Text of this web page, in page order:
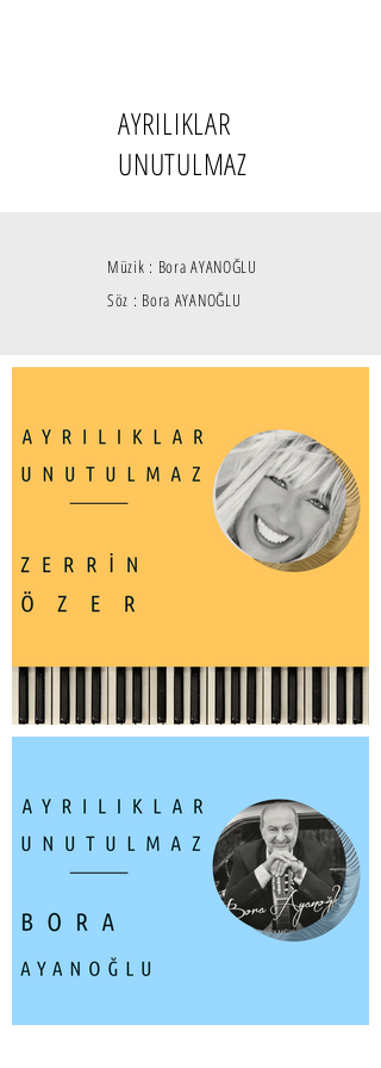
AYRILIKLAR
UNUTULMAZ
Müzik : Bora AYANOĞLU
Söz : Bora AYANOĞLU